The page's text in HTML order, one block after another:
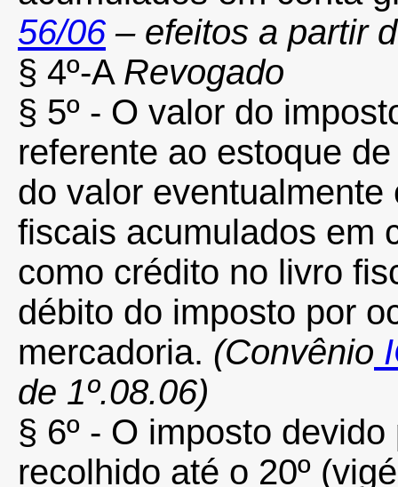
56/06 – efeitos a partir
§ 4º-A Revogado
§ 5º - O valor do
referente ao estoque
do valor
fiscais acumulados em
como crédito no livro
débito do imposto por
mercadoria. (Convênio
de 1º.08.06)
§ 6º - O imposto
recolhido até o 20º